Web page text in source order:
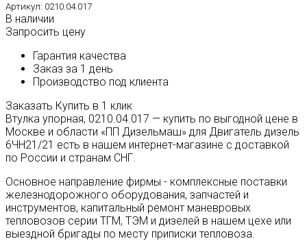
Артикул: 0210.04.017
В наличии
Запросить цену
Гарантия качества
Заказ за 1 день
Производство под клиента
Заказать Купить в 1 клик
Втулка упорная, 0210.04.017 — купить по выгодной цене в
Москве и области «ПП Дизельмаш» для Двигатель дизель
6ЧН21/21 есть в нашем интернет-магазине с доставкой
по России и странам СНГ.
Основное направление фирмы - комплексные поставки
железнодорожного оборудования, запчастей и
инструментов, капитальный ремонт маневровых
тепловозов серии ТГМ, ТЭМ и дизелей в нашем цехе или
выездной бригады по месту приписки тепловоза.